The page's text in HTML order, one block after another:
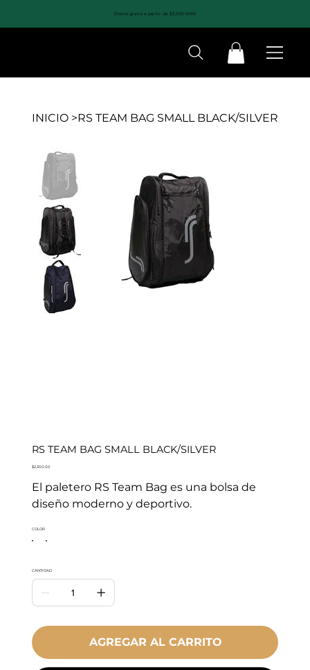
Envíos gratis a partir de $3,500 MXN
INICIO >RS TEAM BAG SMALL BLACK/SILVER
RS TEAM BAG SMALL BLACK/SILVER
Precio
$2,300.00
El paletero RS Team Bag es una bolsa de
diseño moderno y deportivo.
COLOR
CANTIDAD
AGREGAR AL CARRITO